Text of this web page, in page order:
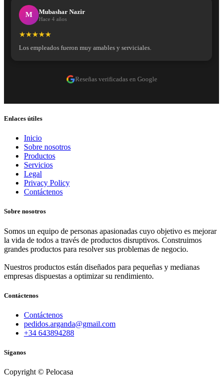
M Mubashar Nazir
Hace 4 años
★★★★★
Los empleados fueron muy amables y serviciales.
Reseñas verificadas en Google
Enlaces útiles
Inicio
Sobre nosotros
Productos
Servicios
Legal
Privacy Policy
Contáctenos
Sobre nosotros
Somos un equipo de personas apasionadas cuyo objetivo es mejorar
la vida de todos a través de productos disruptivos. Construimos
grandes productos para resolver sus problemas de negocio.
Nuestros productos están diseñados para pequeñas y medianas
empresas dispuestas a optimizar su rendimiento.
Contáctenos
Contáctenos
pedidos.arganda@gmail.com
+34 643894288
Síganos
Copyright © Pelocasa